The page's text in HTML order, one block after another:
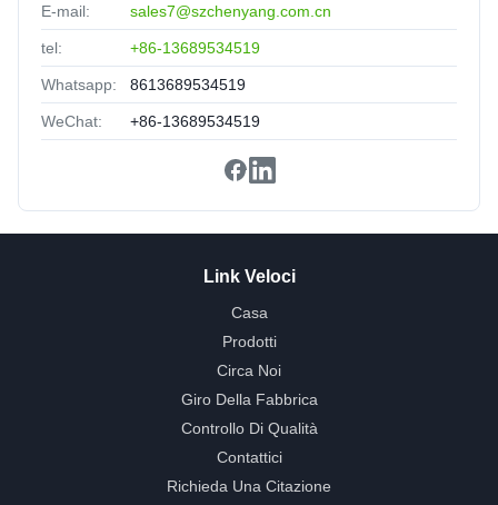
Nice packing,delivery fast,satisfied.
E-mail: sales7@szchenyang.com.cn
tel: +86-13689534519
Whatsapp: 8613689534519
WeChat: +86-13689534519
Link Veloci
Casa
Prodotti
Circa Noi
Giro Della Fabbrica
Controllo Di Qualità
Contattici
Richieda Una Citazione